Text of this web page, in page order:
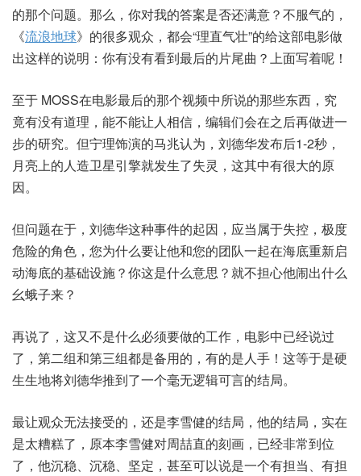
的那个问题。那么，你对我的答案是否还满意？不服气的，
《流浪地球》的很多观众，都会“理直气壮”的给这部电影做
出这样的说明：你有没有看到最后的片尾曲？上面写着呢！
至于 MOSS在电影最后的那个视频中所说的那些东西，究
竟有没有道理，能不能让人相信，编辑们会在之后再做进一
步的研究。但宁理饰演的马兆认为，刘德华发布后1-2秒，
月亮上的人造卫星引擎就发生了失灵，这其中有很大的原
因。
但问题在于，刘德华这种事件的起因，应当属于失控，极度
危险的角色，您为什么要让他和您的团队一起在海底重新启
动海底的基础设施？你这是什么意思？就不担心他闹出什么
幺蛾子来？
再说了，这又不是什么必须要做的工作，电影中已经说过
了，第二组和第三组都是备用的，有的是人手！这等于是硬
生生地将刘德华推到了一个毫无逻辑可言的结局。
最让观众无法接受的，还是李雪健的结局，他的结局，实在
是太糟糕了，原本李雪健对周喆直的刻画，已经非常到位
了，他沉稳、沉稳、坚定，甚至可以说是一个有担当、有担